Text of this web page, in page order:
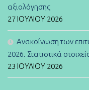
αξιολόγησης
27 ΙΟΥΛΊΟΥ 2026
Ανακοίνωση των
2026. Στατιστικά
23 ΙΟΥΛΊΟΥ 2026